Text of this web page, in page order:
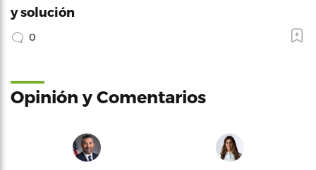
y solución
0
Opinión y Comentarios